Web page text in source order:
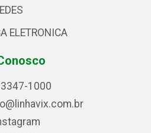
ELETRONICA
1000